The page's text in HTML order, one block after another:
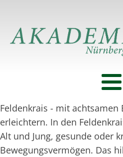
Feldenkrais - mit achtsamen
erleichtern. In den
Alt und Jung, gesunde oder
Bewegungsvermögen. Das